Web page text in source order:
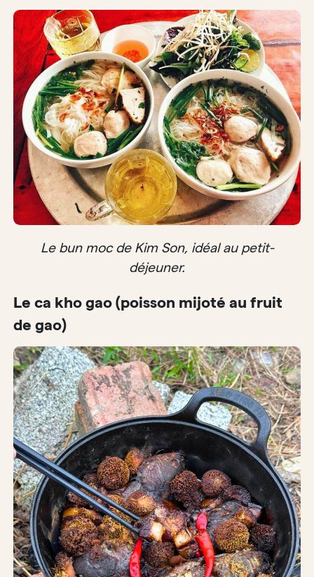
Le bun moc de Kim Son, idéal au petit-
déjeuner.
Le ca kho gao (poisson mijoté au fruit
de gao)